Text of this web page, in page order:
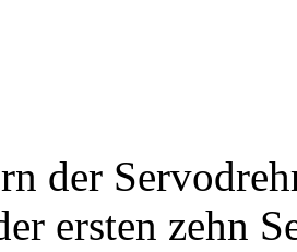
der
ersten zehn